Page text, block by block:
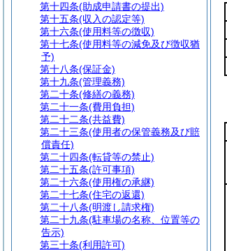
第十四条(助成申請書の提出)
第十五条(収入の認定等)
第十六条(使用料等の徴収)
第十七条(使用料等の減免及び徴収猶
予)
第十八条(保証金)
第十九条(管理義務)
第二十条(修繕の義務)
第二十一条(費用負担)
第二十二条(共益費)
第二十三条(使用者の保管義務及び賠
償責任)
第二十四条(転貸等の禁止)
第二十五条(許可事項)
第二十六条(使用権の承継)
第二十七条(住宅の返還)
第二十八条(明渡し請求権)
第二十九条(駐車場の名称、位置等の
告示)
第三十条(利用許可)